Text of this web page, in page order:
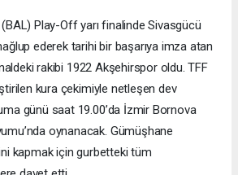
Play-Off yarı finalinde Sivasgücü
ederek tarihi bir başarıya imza atan
rakibi 1922 Akşehirspor oldu. TFF
kura çekimiyle netleşen dev
günü saat 19.00’da İzmir Bornova
oynanacak. Gümüşhane
kapmak için gurbetteki tüm